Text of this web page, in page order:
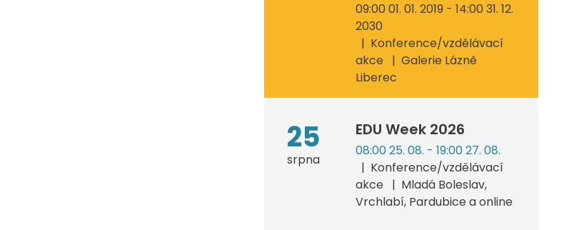
09:00 01. 01. 2019 - 14:00 31. 12.
2030
Konference/vzdělávací
akce
Galerie Lázně
Liberec
25
srpna
EDU Week 2026
08:00 25. 08. - 19:00 27. 08.
Konference/vzdělávací
akce
Mladá Boleslav,
Vrchlabí, Pardubice a online